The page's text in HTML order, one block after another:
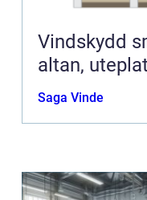
Vindskydd smarta lösningar för
altan,
Saga Vinde